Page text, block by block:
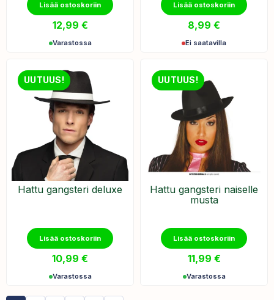
Lisää ostoskoriin
12,99 €
Varastossa
Lisää ostoskoriin
8,99 €
Ei saatavilla
UUTUUS!
Hattu gangsteri deluxe
Lisää ostoskoriin
10,99 €
Varastossa
UUTUUS!
Hattu gangsteri naiselle
musta
Lisää ostoskoriin
11,99 €
Varastossa